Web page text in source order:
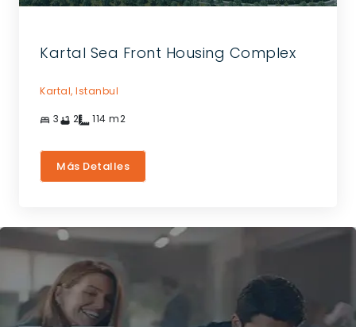
Kartal Sea Front Housing Complex
Kartal, Istanbul
3 2 114 m2
Más Detalles